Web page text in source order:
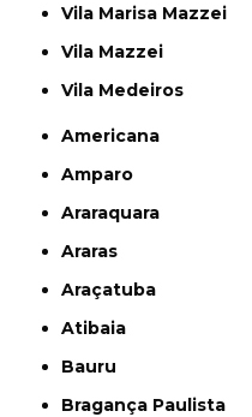
Vila Marisa Mazzei
Vila Mazzei
Vila Medeiros
Americana
Amparo
Araraquara
Araras
Araçatuba
Atibaia
Bauru
Bragança Paulista